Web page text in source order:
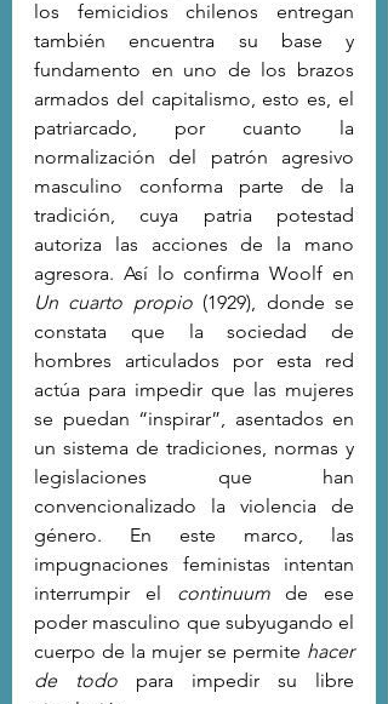
los femicidios chilenos entregan
también encuentra su base y
fundamento en uno de los brazos
armados del capitalismo, esto es, el
patriarcado, por cuanto la
normalización del patrón agresivo
masculino conforma parte de la
tradición, cuya patria potestad
autoriza las acciones de la mano
Un cuarto propio (1929), donde se
constata que la sociedad de
hombres articulados por esta red
actúa para impedir que las mujeres
se puedan “inspirar”, asentados en
un sistema de tradiciones, normas y
legislaciones que han
convencionalizado la violencia de
género. En este marco, las
impugnaciones feministas intentan
interrumpir el continuum de ese
poder masculino que subyugando el
cuerpo de la mujer se permite hacer
de todo para impedir su libre